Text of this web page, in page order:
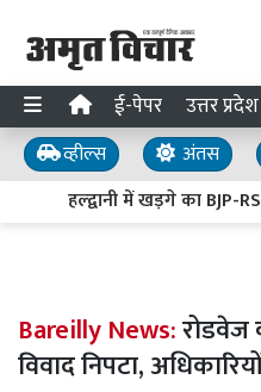
ई-पेपर उत्तर प्रदेश
व्हील्स अंतस
हल्द्वानी में खड़गे का BJP-
Bareilly News:रोडवेज
विवाद निपटा,